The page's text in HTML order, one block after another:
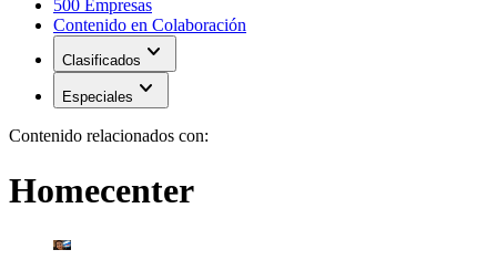
500 Empresas
Contenido en Colaboración
Clasificados expand_more
Especiales expand_more
Contenido relacionados con:
Homecenter